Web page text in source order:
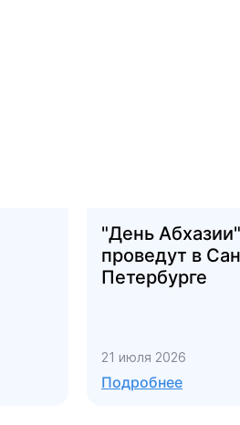
"День Абхазии"
проведут в
Петербурге
21 июля 2026
Подробнее